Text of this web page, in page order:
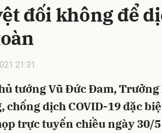
đối không để
21:31
tướng Vũ Đức Đam, Trưởng
chống dịch COVID-19 đặc
trực tuyến chiều ngày 30/